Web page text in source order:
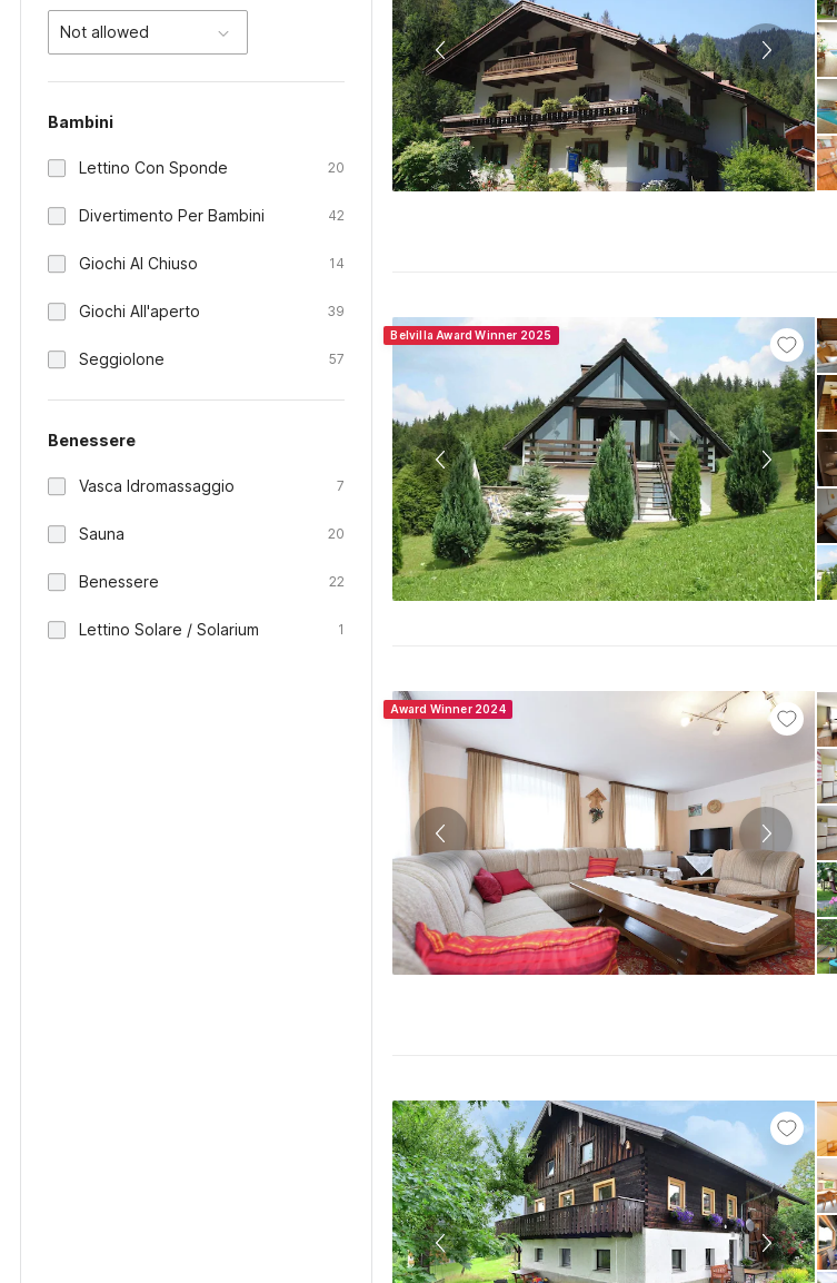
Not allowed
Bambini
Lettino Con Sponde 20
Divertimento Per Bambini 42
Giochi Al Chiuso 14
Giochi All'aperto 39
Seggiolone 57
Benessere
Vasca Idromassaggio 7
Sauna 20
Benessere 22
Lettino Solare / Solarium 1
Belvilla Award Winner 2025
Award Winner 2024